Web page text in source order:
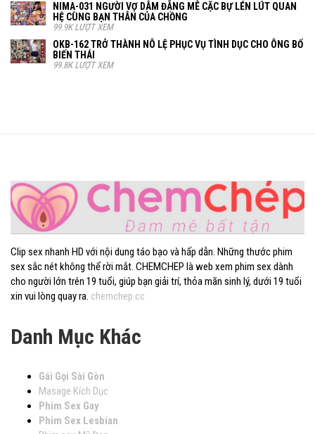
NIMA-031 NGƯỜI VỢ DÂM ĐÃNG MÊ CẶC BỰ LÉN LÚT QUAN
HỆ CÙNG BẠN THÂN CỦA CHỒNG
99.9K LƯỢT XEM
OKB-162 TRỞ THÀNH NÔ LỆ PHỤC VỤ TÌNH DỤC CHO ÔNG BỐ
BIẾN THÁI
99.8K LƯỢT XEM
Clip sex nhanh HD với nội dung táo bạo và hấp dẫn. Những thước phim
sex sắc nét không thể rời mắt. CHEMCHEP là web xem phim sex dành
cho người lớn trên 19 tuổi, giúp bạn giải trí, thỏa mãn sinh lý, dưới 19 tuổi
xin vui lòng quay ra. chemchep.cc
Danh Mục Khác
Gái Gọi Sài Gòn
Masage Kích Dục
Phim Sex Gay
Phim Sex Lesbian